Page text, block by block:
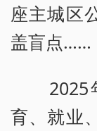
座主城区
盖盲点……
2025年
育、就业